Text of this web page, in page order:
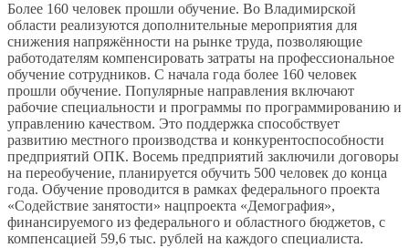
Более 160 человек прошли обучение. Во Владимирской
области реализуются дополнительные мероприятия для
снижения напряжённости на рынке труда, позволяющие
работодателям компенсировать затраты на профессиональное
обучение сотрудников. С начала года более 160 человек
прошли обучение. Популярные направления включают
рабочие специальности и программы по программированию и
управлению качеством. Это поддержка способствует
развитию местного производства и конкурентоспособности
предприятий ОПК. Восемь предприятий заключили договоры
на переобучение, планируется обучить 500 человек до конца
года. Обучение проводится в рамках федерального проекта
«Содействие занятости» нацпроекта «Демография»,
финансируемого из федерального и областного бюджетов, с
компенсацией 59,6 тыс. рублей на каждого специалиста.